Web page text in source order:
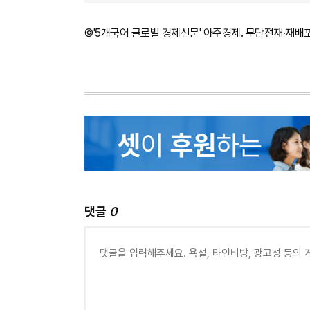
©'5개국어 글로벌 경제신문' 아주경제. 무단전재·재배
댓글 0